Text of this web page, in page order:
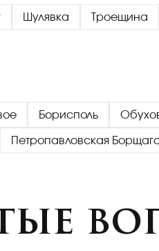
Шулявка Троещина
Борисполь
Петропавловская